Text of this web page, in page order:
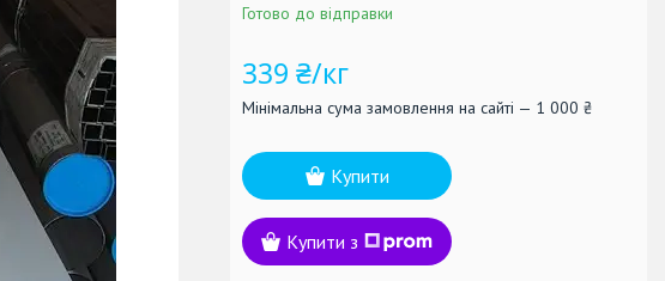
Готово до відправки
339 ₴/кг
Мінімальна сума замовлення на сайті — 1 000 ₴
Купити
Купити з